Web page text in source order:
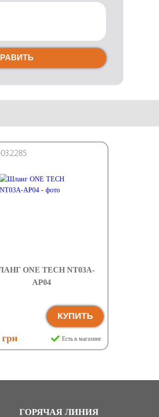
ONE TECH NT03A-
AP04
грн
КУПИТЬ
Есть в магазине
ГОРЯЧАЯ ЛИНИЯ